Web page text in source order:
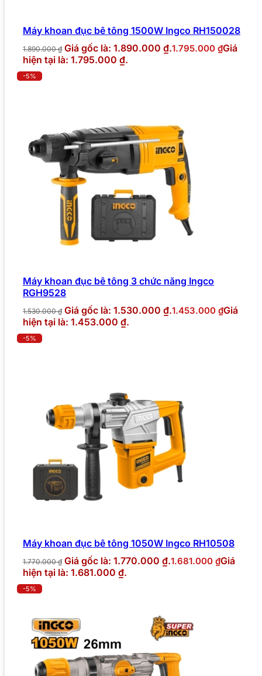
Máy khoan đục bê tông 1500W Ingco RH150028
1.890.000₫ Giá gốc là: 1.890.000 ₫.1.795.000 ₫Giá
hiện tại là: 1.795.000 ₫.
-5%
Máy khoan đục bê tông 3 chức năng Ingco
RGH9528
1.530.000₫ Giá gốc là: 1.530.000 ₫.1.453.000 ₫Giá
hiện tại là: 1.453.000 ₫.
-5%
Máy khoan đục bê tông 1050W Ingco RH10508
1.770.000₫ Giá gốc là: 1.770.000 ₫.1.681.000 ₫Giá
hiện tại là: 1.681.000 ₫.
-5%